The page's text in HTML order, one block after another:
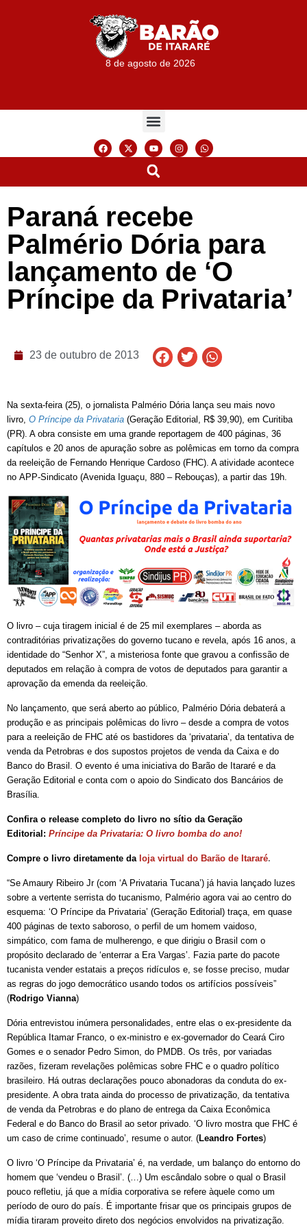
8 de agosto de 2026
Paraná recebe
Palmério Dória para
lançamento de ‘O
Príncipe da Privataria’
23 de outubro de 2013
Na sexta-feira (25), o jornalista Palmério Dória lança seu mais novo
livro, O Príncipe da Privataria (Geração Editorial, R$ 39,90), em Curitiba
(PR). A obra consiste em uma grande reportagem de 400 páginas, 36
capítulos e 20 anos de apuração sobre as polêmicas em torno da compra
da reeleição de Fernando Henrique Cardoso (FHC). A atividade acontece
no APP-Sindicato (Avenida Iguaçu, 880 – Rebouças), a partir das 19h.
O livro – cuja tiragem inicial é de 25 mil exemplares – aborda as
contraditórias privatizações do governo tucano e revela, após 16 anos, a
identidade do “Senhor X”, a misteriosa fonte que gravou a confissão de
deputados em relação à compra de votos de deputados para garantir a
aprovação da emenda da reeleição.
No lançamento, que será aberto ao público, Palmério Dória debaterá a
produção e as principais polêmicas do livro – desde a compra de votos
para a reeleição de FHC até os bastidores da ‘privataria’, da tentativa de
venda da Petrobras e dos supostos projetos de venda da Caixa e do
Banco do Brasil. O evento é uma iniciativa do Barão de Itararé e da
Geração Editorial e conta com o apoio do Sindicato dos Bancários de
Brasília.
Confira o release completo do livro no sítio da Geração
Editorial: Príncipe da Privataria: O livro bomba do ano!
Compre o livro diretamente da loja virtual do Barão de Itararé.
“Se Amaury Ribeiro Jr (com ‘A Privataria Tucana’) já havia lançado luzes
sobre a vertente serrista do tucanismo, Palmério agora vai ao centro do
esquema: ‘O Príncipe da Privataria’ (Geração Editorial) traça, em quase
400 páginas de texto saboroso, o perfil de um homem vaidoso,
simpático, com fama de mulherengo, e que dirigiu o Brasil com o
propósito declarado de ‘enterrar a Era Vargas’. Fazia parte do pacote
tucanista vender estatais a preços ridículos e, se fosse preciso, mudar
as regras do jogo democrático usando todos os artifícios possíveis”
(Rodrigo Vianna)
Dória entrevistou inúmera personalidades, entre elas o ex-presidente da
República Itamar Franco, o ex-ministro e ex-governador do Ceará Ciro
Gomes e o senador Pedro Simon, do PMDB. Os três, por variadas
razões, fizeram revelações polêmicas sobre FHC e o quadro político
brasileiro. Há outras declarações pouco abonadoras da conduta do ex-
presidente. A obra trata ainda do processo de privatização, da tentativa
de venda da Petrobras e do plano de entrega da Caixa Econômica
Federal e do Banco do Brasil ao setor privado. ‘O livro mostra que FHC é
um caso de crime continuado’, resume o autor. (Leandro Fortes)
O livro ‘O Príncipe da Privataria’ é, na verdade, um balanço do entorno do
homem que ‘vendeu o Brasil’. (…) Um escândalo sobre o qual o Brasil
pouco refletiu, já que a mídia corporativa se refere àquele como um
período de ouro do país. É importante frisar que os principais grupos de
mídia tiraram proveito direto dos negócios envolvidos na privatização.